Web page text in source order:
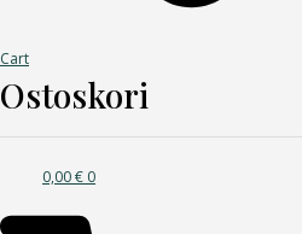
Cart
Ostoskori
0,00€ 0